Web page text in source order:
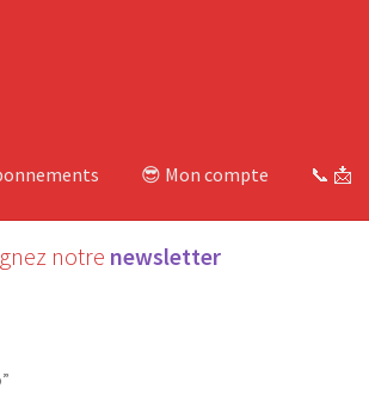
😎 Mon compte 📞 📩
notre newsletter